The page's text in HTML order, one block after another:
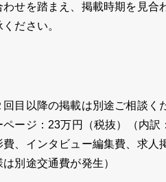
せを踏まえ、掲載時期を見合
ださい。
目以降の掲載は別途ご相談く
ページ：23万円（税抜）（内訳
、インタビュー編集費、求人
別途交通費が発生）